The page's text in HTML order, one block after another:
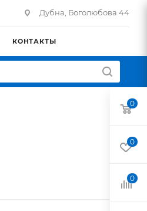
Дубна, Боголюбова 44
КОНТАКТЫ
0
0
0